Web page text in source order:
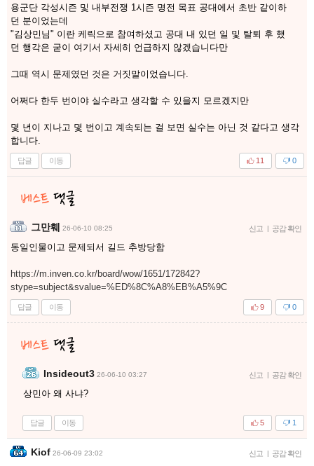
용군단 각성시즌 및 내부전쟁 1시즌 명전 목표 공대에서 초반 같이하
던 분이었는데
"김상민님" 이란 케릭으로 참여하셨고 공대 내 있던 일 및 탈퇴 후 했
던 행각은 굳이 여기서 자세히 언급하지 않겠습니다만
그때 역시 문제였던 것은 거짓말이었습니다.
어쩌다 한두 번이야 실수라고 생각할 수 있을지 모르겠지만
몇 년이 지나고 몇 번이고 계속되는 걸 보면 실수는 아닌 것 같다고 생각
합니다.
답글 이동 0
11
그만훼 26-06-10 08:25 신고 | 공감 확인
동일인물이고 문제되서 길드 추방당함
https://m.inven.co.kr/board/wow/1651/172842?
stype=subject&svalue=%ED%8C%A8%EB%A5%9C
답글 이동 0
9
Insideout3 26-06-10 03:27 신고 | 공감 확인
상민아 왜 사냐?
답글 이동 1
5
Kiof 26-06-09 23:02 신고 | 공감 확인